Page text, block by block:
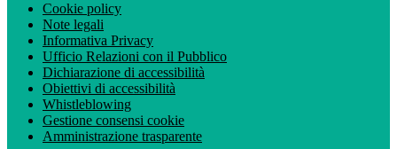
Cookie policy
Note legali
Informativa Privacy
Ufficio Relazioni con il Pubblico
Dichiarazione di accessibilità
Obiettivi di accessibilità
Whistleblowing
Gestione consensi cookie
Amministrazione trasparente